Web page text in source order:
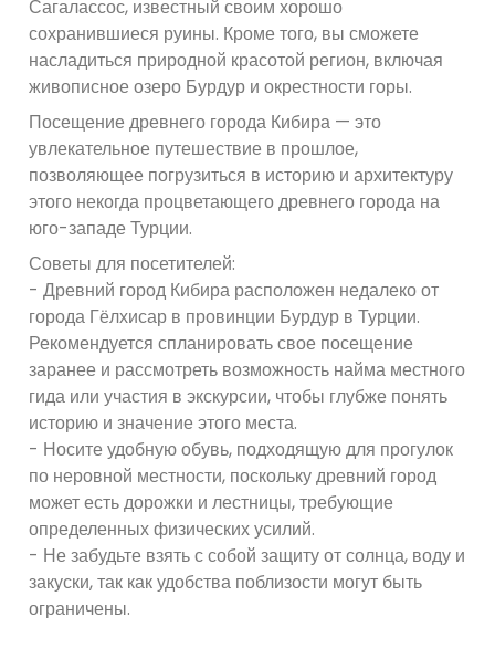
Сагалассос, известный своим хорошо
сохранившиеся руины. Кроме того, вы сможете
насладиться природной красотой регион, включая
живописное озеро Бурдур и окрестности горы.
Посещение древнего города Кибира — это
увлекательное путешествие в прошлое,
позволяющее погрузиться в историю и архитектуру
этого некогда процветающего древнего города на
юго-западе Турции.
Советы для посетителей:
- Древний город Кибира расположен недалеко от
города Гёлхисар в провинции Бурдур в Турции.
Рекомендуется спланировать свое посещение
заранее и рассмотреть возможность найма местного
гида или участия в экскурсии, чтобы глубже понять
историю и значение этого места.
- Носите удобную обувь, подходящую для прогулок
по неровной местности, поскольку древний город
может есть дорожки и лестницы, требующие
определенных физических усилий.
- Не забудьте взять с собой защиту от солнца, воду и
закуски, так как удобства поблизости могут быть
ограничены.